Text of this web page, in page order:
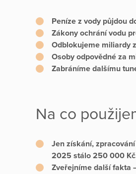
Peníze z vody půjdou
Zákony ochrání vodu
Odblokujeme miliardy
Osoby odpovědné za
Zabráníme dalšímu
Na co
Jen získání,
2025 stálo 250 000
Zveřejníme další fakta